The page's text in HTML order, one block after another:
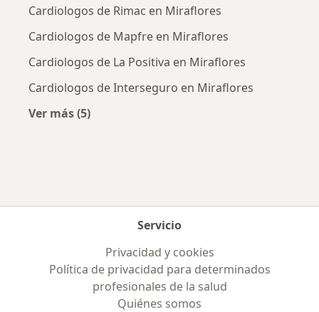
Cardiologos de Rimac en Miraflores
Cardiologos de Mapfre en Miraflores
Cardiologos de La Positiva en Miraflores
Cardiologos de Interseguro en Miraflores
Ver más (5)
Servicio
Privacidad y cookies
Política de privacidad para determinados
profesionales de la salud
Quiénes somos